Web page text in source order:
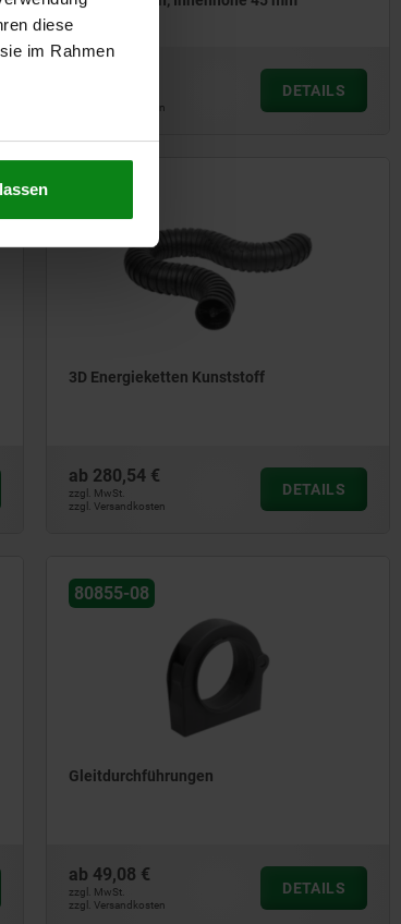
diese
im Rahmen
zzgl. Versandkosten
DETAILS
3D Energieketten Kunststoff
ab 280,54 €
zzgl. MwSt.
zzgl. Versandkosten
DETAILS
80855-08
Gleitdurchführungen
ab 49,08 €
zzgl. MwSt.
zzgl. Versandkosten
DETAILS